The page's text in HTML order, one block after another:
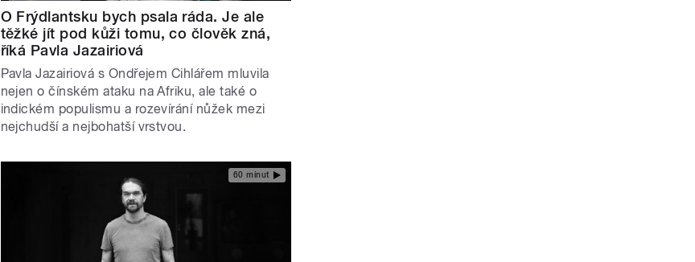
O Frýdlantsku bych psala ráda. Je ale
těžké jít pod kůži tomu, co člověk zná,
říká Pavla Jazairiová
Pavla Jazairiová s Ondřejem Cihlářem mluvila
nejen o čínském ataku na Afriku, ale také o
indickém populismu a rozevírání nůžek mezi
nejchudší a nejbohatší vrstvou.
60 minut